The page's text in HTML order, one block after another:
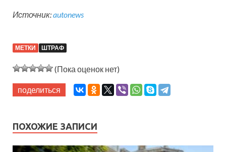
Источник:autonews
МЕТКИ ШТРАФ
(Пока оценок нет)
поделиться
ПОХОЖИЕ ЗАПИСИ